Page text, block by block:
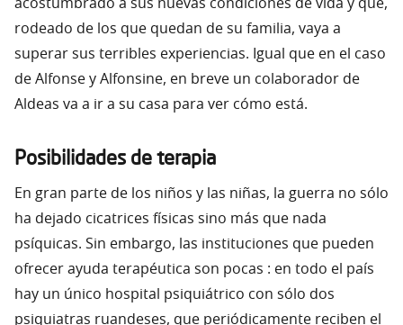
acostumbrado a sus nuevas condiciones de vida y que,
rodeado de los que quedan de su familia, vaya a
superar sus terribles experiencias. Igual que en el caso
de Alfonse y Alfonsine, en breve un colaborador de
Aldeas va a ir a su casa para ver cómo está.
Posibilidades de terapia
En gran parte de los niños y las niñas, la guerra no sólo
ha dejado cicatrices físicas sino más que nada
psíquicas. Sin embargo, las instituciones que pueden
ofrecer ayuda terapéutica son pocas : en todo el país
hay un único hospital psiquiátrico con sólo dos
psiquiatras ruandeses, que periódicamente reciben el